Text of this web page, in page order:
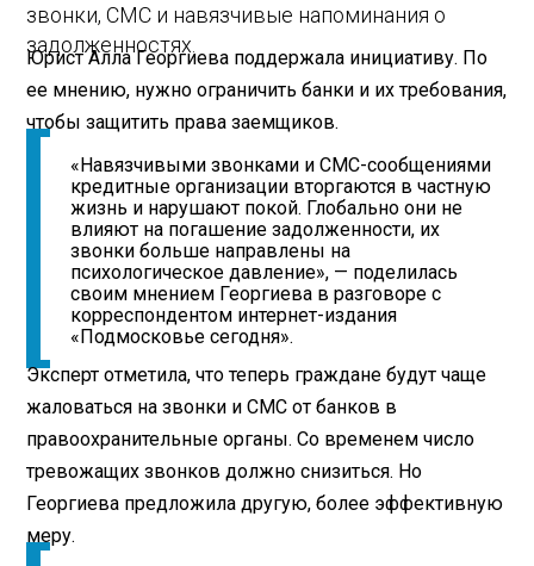
звонки, СМС и навязчивые напоминания о
задолженностях.
Юрист Алла Георгиева поддержала инициативу. По
ее мнению, нужно ограничить банки и их требования,
чтобы защитить права заемщиков.
«Навязчивыми звонками и СМС-сообщениями
кредитные организации вторгаются в частную
жизнь и нарушают покой. Глобально они не
влияют на погашение задолженности, их
звонки больше направлены на
психологическое давление», — поделилась
своим мнением Георгиева в разговоре с
корреспондентом интернет-издания
«Подмосковье сегодня».
Эксперт отметила, что теперь граждане будут чаще
жаловаться на звонки и СМС от банков в
правоохранительные органы. Со временем число
тревожащих звонков должно снизиться. Но
Георгиева предложила другую, более эффективную
меру.